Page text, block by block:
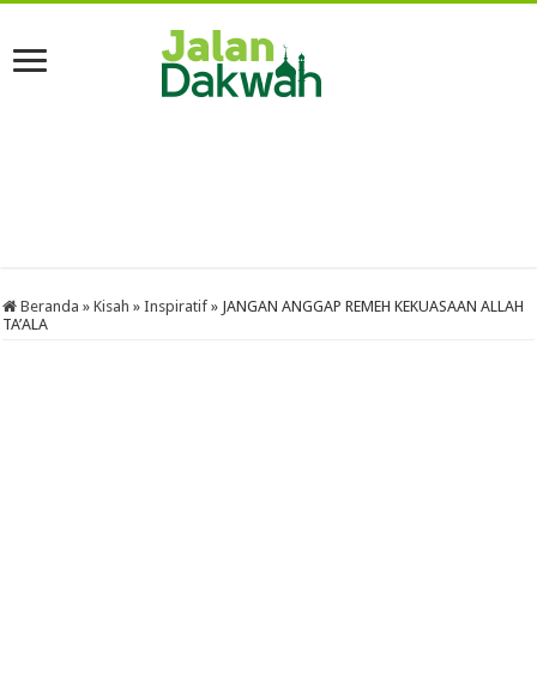
Beranda » Kisah » Inspiratif » JANGAN ANGGAP REMEH KEKUASAAN ALLAH
TA’ALA